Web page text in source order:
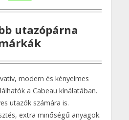
utazópárna
modern és kényelmes
a Cabeau kínálatában.
utazók számára is.
extra minőségű anyagok.